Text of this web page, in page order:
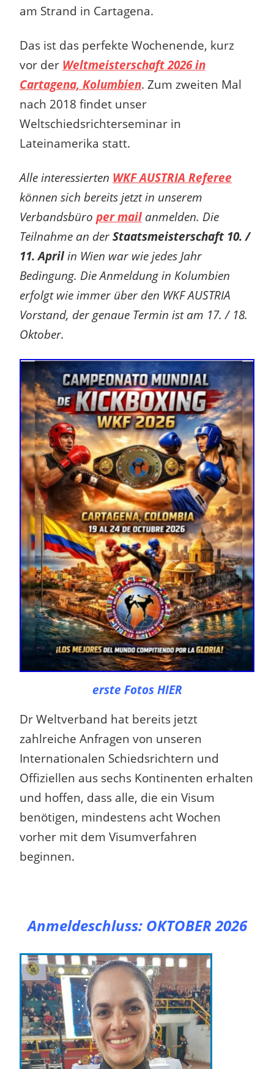
am Strand in Cartagena.
Das ist das perfekte Wochenende, kurz
vor der Weltmeisterschaft 2026 in
Cartagena, Kolumbien. Zum zweiten Mal
nach 2018 findet unser
Weltschiedsrichterseminar in
Lateinamerika statt.
Alle interessierten WKF AUSTRIA Referee
können sich bereits jetzt in unserem
Verbandsbüro per mail anmelden. Die
Teilnahme an der Staatsmeisterschaft 10. /
11. April in Wien war wie jedes Jahr
Bedingung. Die Anmeldung in Kolumbien
erfolgt wie immer über den WKF AUSTRIA
Vorstand, der genaue Termin ist am 17. / 18.
Oktober.
erste Fotos HIER
Dr Weltverband hat bereits jetzt
zahlreiche Anfragen von unseren
Internationalen Schiedsrichtern und
Offiziellen aus sechs Kontinenten erhalten
und hoffen, dass alle, die ein Visum
benötigen, mindestens acht Wochen
vorher mit dem Visumverfahren
beginnen.
Anmeldeschluss: OKTOBER 2026